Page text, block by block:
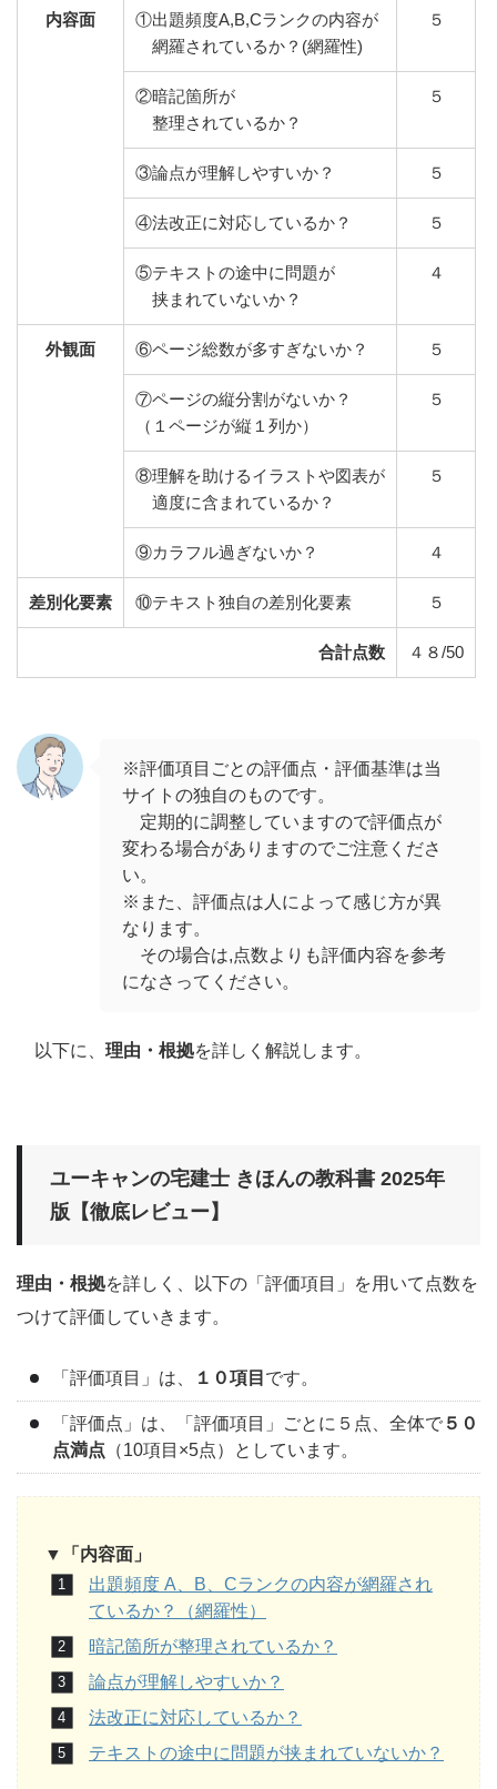
内容面
①出題頻度A,B,Cランクの内容が
網羅されているか？(網羅性)
５
②暗記箇所が
整理されているか？
５
③論点が理解しやすいか？ ５
④法改正に対応しているか？ ５
⑤テキストの途中に問題が
挟まれていないか？
４
外観面 ⑥ページ総数が多すぎないか？ ５
⑦ページの縦分割がないか？
（１ページが縦１列か）
５
⑧理解を助けるイラストや図表が
適度に含まれているか？
５
⑨カラフル過ぎないか？ ４
差別化要素 ⑩テキスト独自の差別化要素 ５
合計点数 ４８/50
※評価項目ごとの評価点・評価基準は当
サイトの独自のものです。
定期的に調整していますので評価点が
変わる場合がありますのでご注意くださ
い。
※また、評価点は人によって感じ方が異
なります。
その場合は,点数よりも評価内容を参考
になさってください。
以下に、 理由・根拠を詳しく解説します。
ユーキャンの宅建士 きほんの教科書 2025年
版【徹底レビュー】
理由・根拠を詳しく、以下の「評価項目」を用いて点数を
つけて評価していきます。
「評価項目」は、 １０項目 です。
「評価点」は、「評価項目」ごとに５点、全体で ５０
点満点 （10項目×5点）としています。
▼「内容面」
出題頻度 A、B、Cランクの内容が網羅され
ているか？（網羅性）
暗記箇所が整理されているか？
論点が理解しやすいか？
法改正に対応しているか？
テキストの途中に問題が挟まれていないか？